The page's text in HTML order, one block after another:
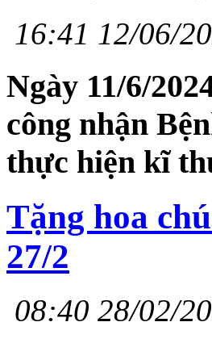
16:41 12/06/
Ngày 11/6/
công nhận
thực hiện kĩ
Tặng hoa
27/2
08:40 28/02/